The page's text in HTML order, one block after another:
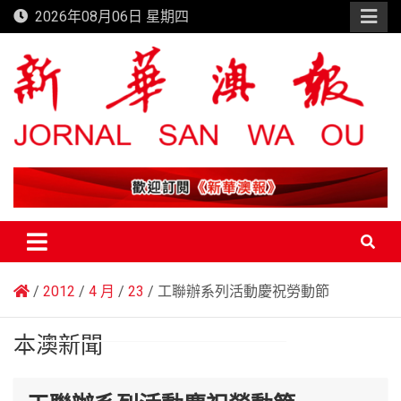
Skip
to
content
2026年08月06日 星期四
新華澳報
2012 4 月 23 工聯辦系列活動慶祝勞動節
本澳新聞